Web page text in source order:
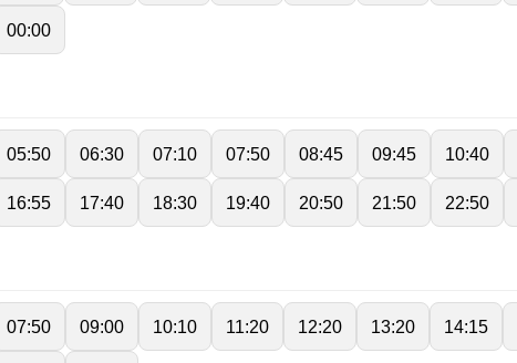
00:00
05:50 06:30 07:10 07:50 08:45 09:45 10:40
16:55 17:40 18:30 19:40 20:50 21:50 22:50
07:50 09:00 10:10 11:20 12:20 13:20 14:15